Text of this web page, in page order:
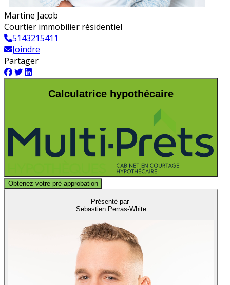
Martine Jacob
Courtier immobilier résidentiel
5143215411
Joindre
Partager
Calculatrice hypothécaire
Obtenez votre pré-approbation
Présenté par
Sebastien Perras-White